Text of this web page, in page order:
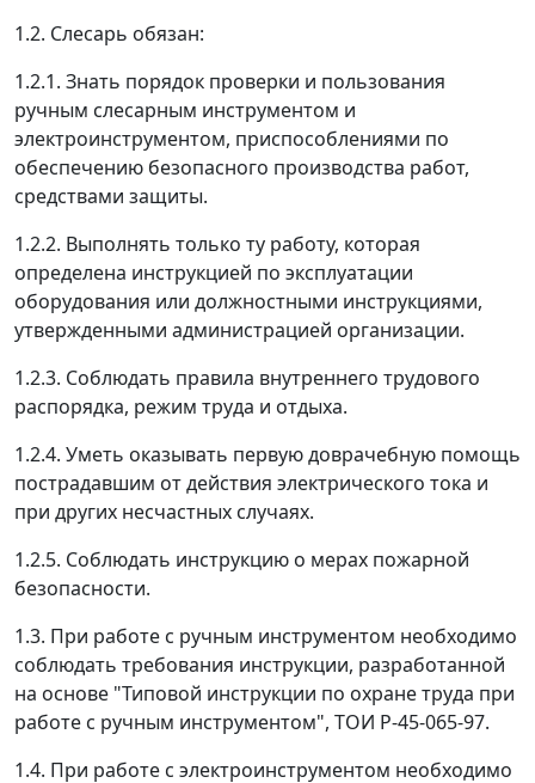
1.2. Слесарь обязан:
1.2.1. Знать порядок проверки и пользования
ручным слесарным инструментом и
электроинструментом, приспособлениями по
обеспечению безопасного производства работ,
средствами защиты.
1.2.2. Выполнять только ту работу, которая
определена инструкцией по эксплуатации
оборудования или должностными инструкциями,
утвержденными администрацией организации.
1.2.3. Соблюдать правила внутреннего трудового
распорядка, режим труда и отдыха.
1.2.4. Уметь оказывать первую доврачебную помощь
пострадавшим от действия электрического тока и
при других несчастных случаях.
1.2.5. Соблюдать инструкцию о мерах пожарной
безопасности.
1.3. При работе с ручным инструментом необходимо
соблюдать требования инструкции, разработанной
на основе "Типовой инструкции по охране труда при
работе с ручным инструментом", ТОИ Р-45-065-97.
1.4. При работе с электроинструментом необходимо